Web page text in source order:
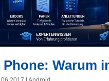
Phone: Warum